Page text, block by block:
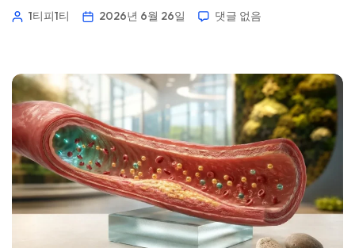
로 ‘숫자’의 문제가 아니라 ‘칼슘’의 문제입니다. 📖 ~11분 📅
1티피1티 2026년 6월 26일 댓글 없음